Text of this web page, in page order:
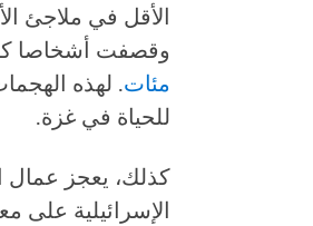
الأقل في ملاجئ
وقصفت أشخاصا
مئات. لهذه
للحياة في غزة.
كذلك، يعجز عمال
الإسرائيلية على معبر